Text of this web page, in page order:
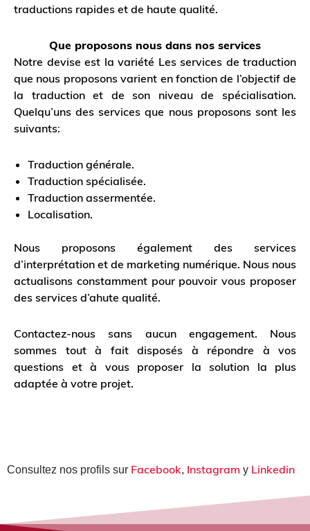
traductions rapides et de haute qualité.
Que proposons nous dans nos services
Notre devise est la variété Les services de traduction
que nous proposons varient en fonction de l’objectif de
la traduction et de son niveau de spécialisation.
Quelqu’uns des services que nous proposons sont les
suivants:
Traduction générale.
Traduction spécialisée.
Traduction assermentée.
Localisation.
Nous proposons également des services
d’interprétation et de marketing numérique. Nous nous
actualisons constamment pour pouvoir vous proposer
des services d’ahute qualité.
Contactez-nous sans aucun engagement. Nous
sommes tout à fait disposés à répondre à vos
questions et à vous proposer la solution la plus
adaptée à votre projet.
Consultez nos profils sur Facebook, Instagram y Linkedin